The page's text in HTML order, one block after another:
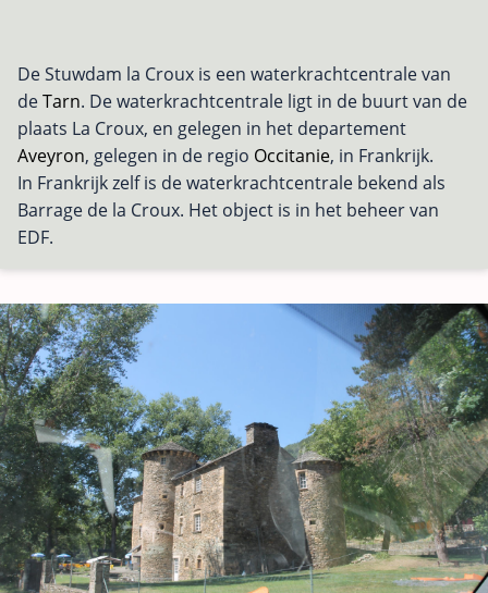
De Stuwdam la Croux is een waterkrachtcentrale van
deTarn. De waterkrachtcentrale ligt in de buurt van de
plaats La Croux, en gelegen in het departement
Aveyron, gelegen in de regio Occitanie, in Frankrijk.
In Frankrijk zelf is de waterkrachtcentrale bekend als
Barrage de la Croux. Het object is in het beheer van
EDF.